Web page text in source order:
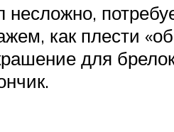
как плести
для